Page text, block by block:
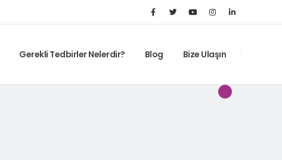
Gerekli Tedbirler Nelerdir? Blog Bize Ulaşın